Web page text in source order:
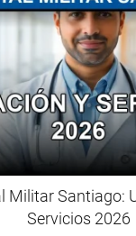
Militar Santiago:
Servicios 2026